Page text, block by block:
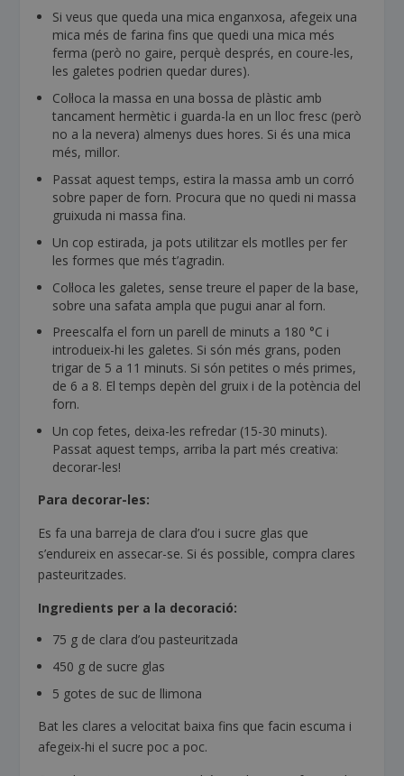
Si veus que queda una mica enganxosa, afegeix una
mica més de farina fins que quedi una mica més
ferma (però no gaire, perquè després, en coure-les,
les galetes podrien quedar dures).
Col·loca la massa en una bossa de plàstic amb
tancament hermètic i guarda-la en un lloc fresc (però
no a la nevera) almenys dues hores. Si és una mica
més, millor.
Passat aquest temps, estira la massa amb un corró
sobre paper de forn. Procura que no quedi ni massa
gruixuda ni massa fina.
Un cop estirada, ja pots utilitzar els motlles per fer
les formes que més t’agradin.
Col·loca les galetes, sense treure el paper de la base,
sobre una safata ampla que pugui anar al forn.
Preescalfa el forn un parell de minuts a 180 °C i
introdueix-hi les galetes. Si són més grans, poden
trigar de 5 a 11 minuts. Si són petites o més primes,
de 6 a 8. El temps depèn del gruix i de la potència del
forn.
Un cop fetes, deixa-les refredar (15-30 minuts).
Passat aquest temps, arriba la part més creativa:
decorar-les!
Para decorar-les:
Es fa una barreja de clara d’ou i sucre glas que
s’endureix en assecar-se. Si és possible, compra clares
pasteuritzades.
Ingredients per a la decoració:
75 g de clara d’ou pasteuritzada
450 g de sucre glas
5 gotes de suc de llimona
Bat les clares a velocitat baixa fins que facin escuma i
afegeix-hi el sucre poc a poc.